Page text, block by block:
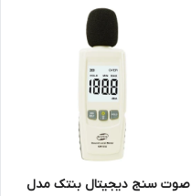
صوت سنج دیجیتال بنتک مدل